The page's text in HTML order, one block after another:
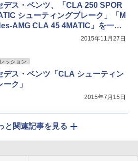
デス・ベンツ、「CLA 250 SPOR
シューティングブレーク」「M
AMG CLA 45 4MATIC」を一部
2015年11月27日
ッション
デス・ベンツ「CLA シューティン
ク」
2015年7月15日
と関連記事を見る